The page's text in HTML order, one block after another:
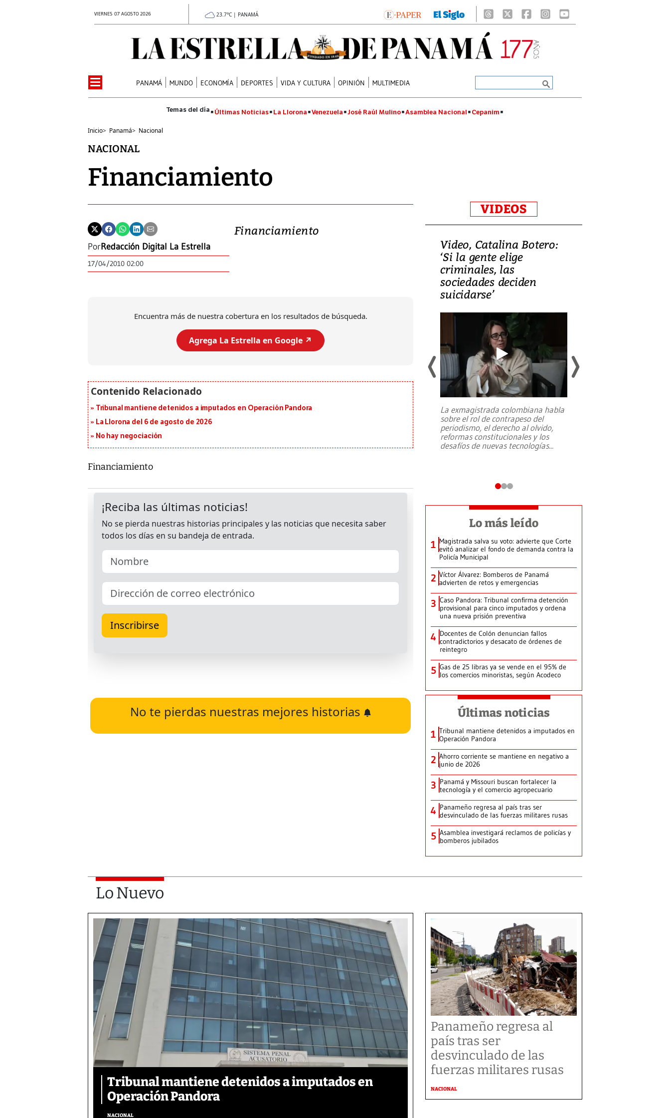
VIERNES 07 AGOSTO 2026 23.7°C | PANAMÁ
PANAMÁ MUNDO ECONOMÍA DEPORTES VIDA Y CULTURA OPINIÓN MULTIMEDIA
Últimas Noticias La Llorona Venezuela José Raúl Mulino Asamblea Nacional Cepanim
Inicio> Panamá> Nacional
NACIONAL
Financiamiento
PorRedacción Digital La Estrella
17/04/2010 02:00
Financiamiento
Encuentra más de nuestra cobertura en los resultados de búsqueda.
Agrega La Estrella en Google ↗️
Tribunal mantiene detenidos a imputados en Operación Pandora
La Llorona del 6 de agosto de 2026
No hay negociación
Financiamiento
No te pierdas nuestras mejores historias
VIDEOS
Un fuerte terremoto de magnitud
julio en la prefectura de Kumamoto,
al sur de Japón, provocando una
Video, Catalina Botero:
‘Si la gente elige
criminales, las
sociedades deciden
suicidarse’
La exmagistrada colombiana habla
sobre el rol de contrapeso del
periodismo, el derecho al olvido,
reformas constitucionales y los
desafíos de nuevas tecnologías...
Lo más leído
1 Magistrada salva su voto: advierte que Corte
evitó analizar el fondo de demanda contra la
Policía Municipal
2 Víctor Álvarez: Bomberos de Panamá
advierten de retos y emergencias
3 Caso Pandora: Tribunal confirma detención
provisional para cinco imputados y ordena
una nueva prisión preventiva
4 Docentes de Colón denuncian fallos
contradictorios y desacato de órdenes de
reintegro
5 Gas de 25 libras ya se vende en el 95% de
los comercios minoristas, según Acodeco
Últimas noticias
1 Tribunal mantiene detenidos a imputados en
Operación Pandora
2 Ahorro corriente se mantiene en negativo a
junio de 2026
3 Panamá y Missouri buscan fortalecer la
tecnología y el comercio agropecuario
4 Panameño regresa al país tras ser
desvinculado de las fuerzas militares rusas
5 Asamblea investigará reclamos de policías y
bomberos jubilados
Lo Nuevo
Tribunal mantiene detenidos a imputados en
Operación Pandora
NACIONAL
Panameño regresa al
país tras ser
desvinculado de las
fuerzas militares rusas
NACIONAL